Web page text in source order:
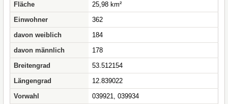
Fläche
25,98 km²
Einwohner
362
davon weiblich
184
davon männlich
178
Breitengrad
53.512154
Längengrad
12.839022
Vorwahl
039921, 039934